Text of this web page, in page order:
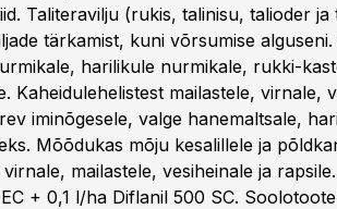
Taliteravilju (rukis, talinisu, talioder
tärkamist, kuni võrsumise
harilikule nurmikale, rukki-
Kaheidulehelistest mailastele, virnale,
iminõgesele, valge hanemaltsale,
Mõõdukas mõju kesalillele ja
mailastele, vesiheinale ja
+ 0,1 l/ha Diflanil 500 SC.